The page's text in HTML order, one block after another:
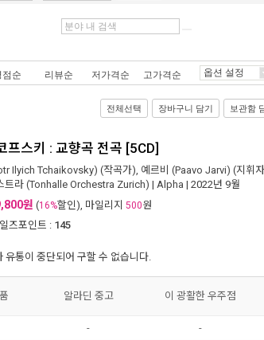
순 리뷰순 저가격순 고가격순 옵션 설정
전체선택 장바구니 담기 보관함
프스키 : 교향곡 전곡 [5CD]
Ilyich Tchaikovsky) (작곡가), 예르비 (Paavo Jarvi) (지휘
트라 (Tonhalle Orchestra Zurich) | Alpha | 2022년 9월
원 (16%할인), 마일리지 500원
즈포인트 : 145
유통이 중단되어 구할 수 없습니다.
알라딘 중고 이 광활한 우주점
- -